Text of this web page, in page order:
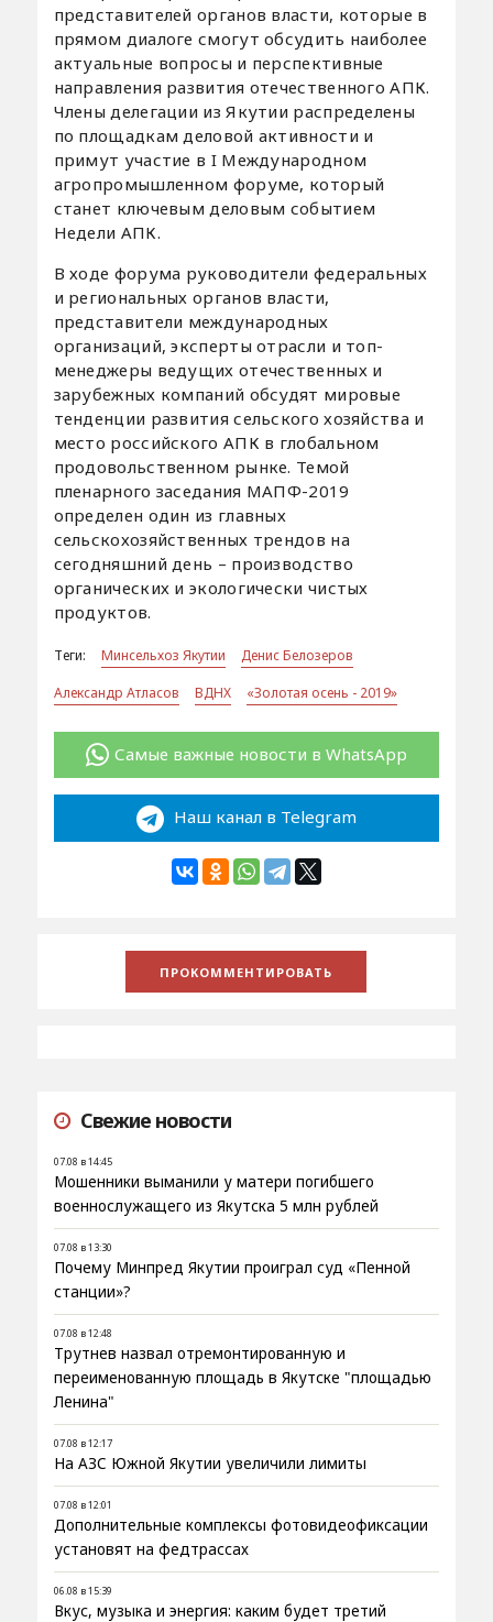
представителей органов власти, которые в
прямом диалоге смогут обсудить наиболее
актуальные вопросы и перспективные
направления развития отечественного АПК.
Члены делегации из Якутии распределены
по площадкам деловой активности и
примут участие в I Международном
агропромышленном форуме, который
станет ключевым деловым событием
Недели АПК.
В ходе форума руководители федеральных
и региональных органов власти,
представители международных
организаций, эксперты отрасли и топ-
менеджеры ведущих отечественных и
зарубежных компаний обсудят мировые
тенденции развития сельского хозяйства и
место российского АПК в глобальном
продовольственном рынке. Темой
пленарного заседания МАПФ-2019
определен один из главных
сельскохозяйственных трендов на
сегодняшний день – производство
органических и экологически чистых
продуктов.
Теги: Минсельхоз Якутии
Денис Белозеров
Александр Атласов
ВДНХ «Золотая осень - 2019»
Самые важные новости в WhatsApp
Наш канал в Telegram
Свежие новости
07.08 в 14:45
Мошенники выманили у матери погибшего
военнослужащего из Якутска 5 млн рублей
07.08 в 13:30
Почему Минпред Якутии проиграл суд «Пенной
станции»?
07.08 в 12:48
Трутнев назвал отремонтированную и
переименованную площадь в Якутске "площадью
Ленина"
07.08 в 12:17
На АЗС Южной Якутии увеличили лимиты
07.08 в 12:01
Дополнительные комплексы фотовидеофиксации
установят на федтрассах
06.08 в 15:39
Вкус, музыка и энергия: каким будет третий